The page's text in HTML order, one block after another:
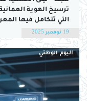
ترسيخ الهوية
التي تتكامل فيها
الميدانية والمعارض
نموذجا حيا يجسد
اليومي.«عمان» سلطت
19 نوفمبر 2025
اليوم الوطني